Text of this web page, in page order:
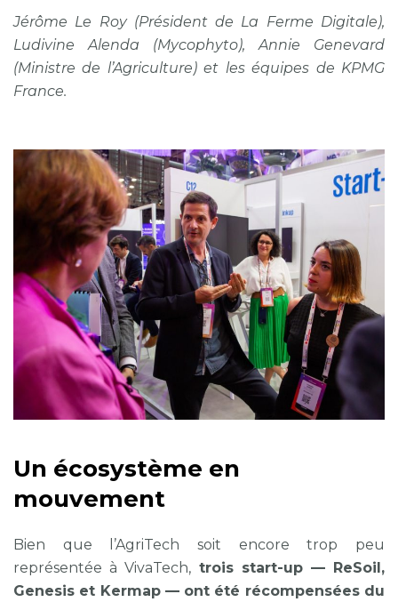
Jérôme Le Roy (Président de La Ferme Digitale),
Ludivine Alenda (Mycophyto), Annie Genevard
(Ministre de l’Agriculture) et les équipes de KPMG
France.
Un écosystème en
mouvement
Bien que l’AgriTech soit encore trop peu
représentée à VivaTech, trois start-up — ReSoil,
Genesis et Kermap — ont été récompensées du